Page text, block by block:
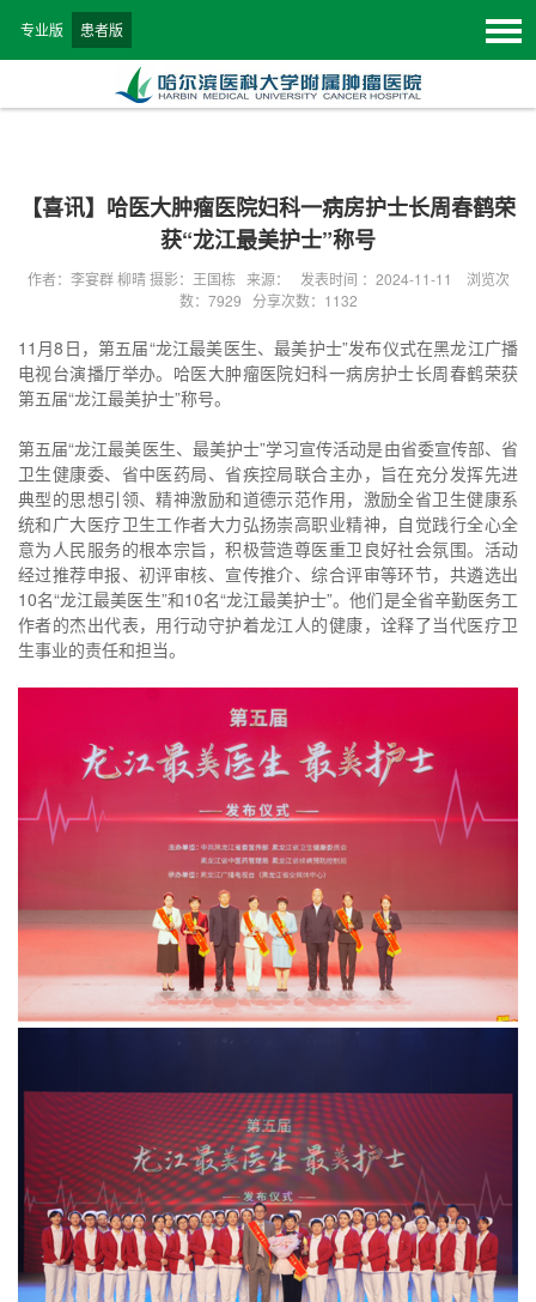
专业版 患者版
【喜讯】哈医大肿瘤医院妇科一病房护士长周春鹤荣
获“龙江最美护士”称号
作者：李宴群 柳晴 摄影：王国栋 来源： 发表时间 ：2024-11-11 浏览次
数： 7929 分享次数：1132
11月8日，第五届“龙江最美医生、最美护士”发布仪式在黑龙江广播
电视台演播厅举办。哈医大肿瘤医院妇科一病房护士长周春鹤荣获
第五届“龙江最美护士”称号。
第五届“龙江最美医生、最美护士”学习宣传活动是由省委宣传部、省
卫生健康委、省中医药局、省疾控局联合主办，旨在充分发挥先进
典型的思想引领、精神激励和道德示范作用，激励全省卫生健康系
统和广大医疗卫生工作者大力弘扬崇高职业精神，自觉践行全心全
意为人民服务的根本宗旨，积极营造尊医重卫良好社会氛围。活动
经过推荐申报、初评审核、宣传推介、综合评审等环节，共遴选出
10名“龙江最美医生”和10名“龙江最美护士”。他们是全省辛勤医务工
作者的杰出代表，用行动守护着龙江人的健康，诠释了当代医疗卫
生事业的责任和担当。